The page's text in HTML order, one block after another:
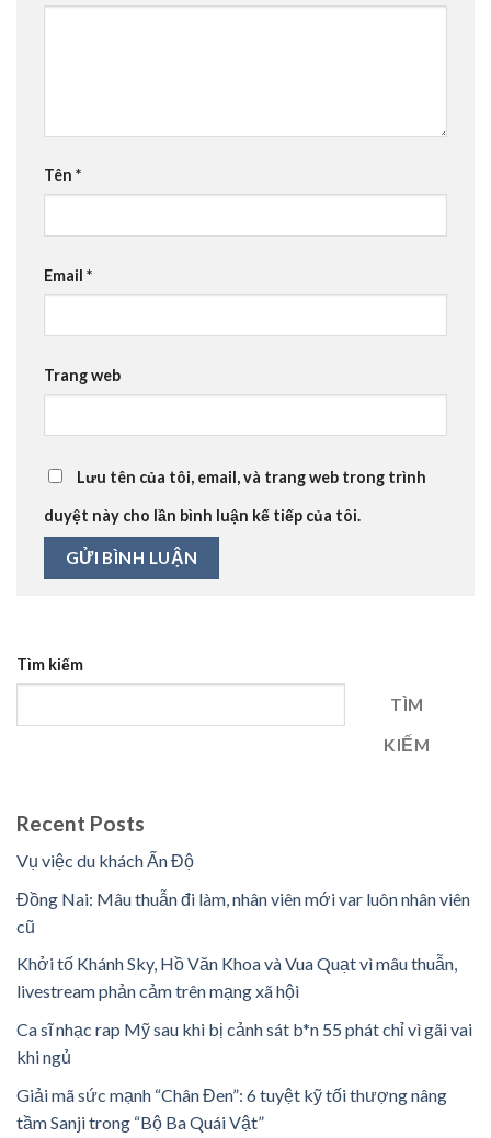
Tên *
Email *
Trang web
Lưu tên của tôi, email, và trang web trong trình
duyệt này cho lần bình luận kế tiếp của tôi.
Tìm kiếm
TÌM
KIẾM
Recent Posts
Vụ việc du khách Ấn Độ
Đồng Nai: Mâu thuẫn đi làm, nhân viên mới var luôn nhân viên
cũ
Khởi tố Khánh Sky, Hồ Văn Khoa và Vua Quạt vì mâu thuẫn,
livestream phản cảm trên mạng xã hội
Ca sĩ nhạc rap Mỹ sau khi bị cảnh sát b*n 55 phát chỉ vì gãi vai
khi ngủ
Giải mã sức mạnh “Chân Đen”: 6 tuyệt kỹ tối thượng nâng
tầm Sanji trong “Bộ Ba Quái Vật”